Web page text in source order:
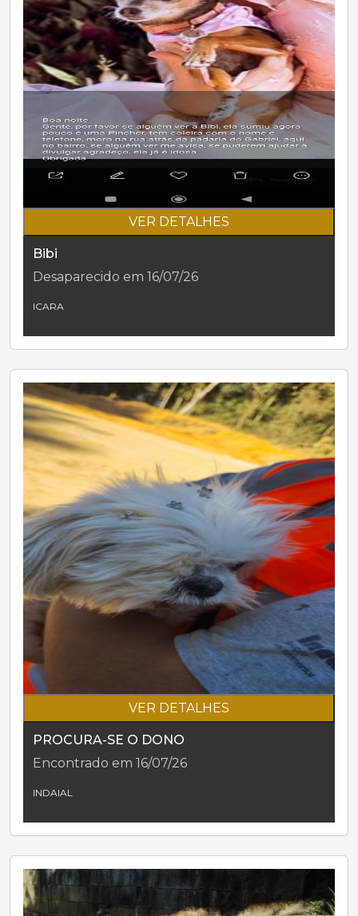
VER DETALHES
Bibi
Desaparecido em 16/07/26
ICARA
VER DETALHES
PROCURA-SE O DONO
Encontrado em 16/07/26
INDAIAL